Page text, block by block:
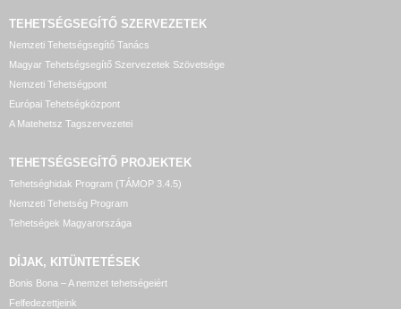
TEHETSÉGSEGÍTŐ SZERVEZETEK
Nemzeti Tehetségsegítő Tanács
Magyar Tehetségsegítő Szervezetek Szövetsége
Nemzeti Tehetségpont
Európai Tehetségközpont
A Matehetsz Tagszervezetei
TEHETSÉGSEGÍTŐ PROJEKTEK
Tehetséghidak Program (TÁMOP 3.4.5)
Nemzeti Tehetség Program
Tehetségek Magyarországa
DÍJAK, KITÜNTETÉSEK
Bonis Bona – A nemzet tehetségeiért
Felfedezettjeink